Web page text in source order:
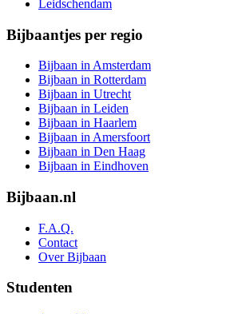
Leidschendam
Bijbaantjes per regio
Bijbaan in Amsterdam
Bijbaan in Rotterdam
Bijbaan in Utrecht
Bijbaan in Leiden
Bijbaan in Haarlem
Bijbaan in Amersfoort
Bijbaan in Den Haag
Bijbaan in Eindhoven
Bijbaan.nl
F.A.Q.
Contact
Over Bijbaan
Studenten